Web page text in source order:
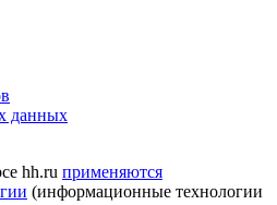
данных
hh.ru применяются
(информационные технологии